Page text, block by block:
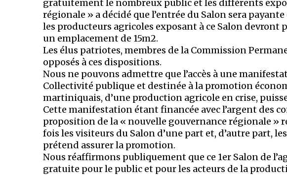
gratuitement le nombreux public et les différents
régionale » a décidé que l’entrée du Salon sera
les producteurs agricoles exposant à ce Salon devront
un emplacement de 15m2.
Les élus patriotes, membres de la Commission
opposés à ces dispositions.
Nous ne pouvons admettre que l’accès à une
Collectivité publique et destinée à la promotion
martiniquais, d’une production agricole en crise,
Cette manifestation étant financée avec l’argent des
proposition de la « nouvelle gouvernance régionale »
fois les visiteurs du Salon d’une part et, d’autre part,
prétend assurer la promotion.
Nous réaffirmons publiquement que ce 1er Salon de
gratuite pour le public et pour les acteurs de la